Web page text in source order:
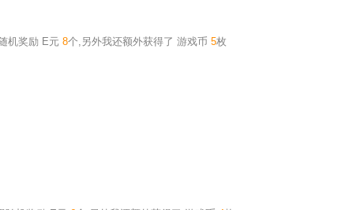
机奖励 E元 8个,另外我还额外获得了 游戏币 5枚